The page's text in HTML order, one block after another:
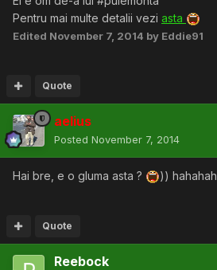
Pentru mai multe detalii vezi asta
Edited November 7, 2014 by Eddie91
Quote
aelius
Posted November 7, 2014
Hai bre, e o gluma asta ? )) hahahah
Quote
Reebock